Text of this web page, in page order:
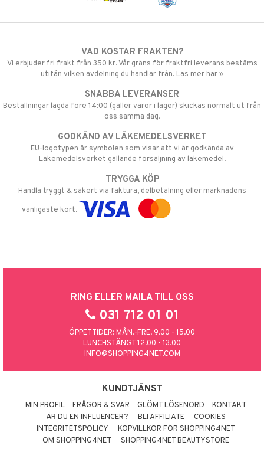
VAD KOSTAR FRAKTEN?
Vi erbjuder fri frakt från 350 kr. Vår gräns för fraktfri leverans bestäms
utifån vilken avdelning du handlar från. Läs mer här »
SNABBA LEVERANSER
Beställningar lagda före 14:00 (gäller varor i lager) skickas normalt ut från
oss samma dag.
GODKÄND AV LÄKEMEDELSVERKET
EU-logotypen är symbolen som visar att vi är godkända av
Läkemedelsverket gällande försäljning av läkemedel.
TRYGGA KÖP
Handla tryggt & säkert via faktura, delbetalning eller marknadens
vanligaste kort.
RING ELLER MAILA TILL OSS
031 712 01 01
ÖPPETTIDER: MÅN.-FRE. 9.00 - 15.00
LUNCHSTÄNGT 12.00 - 13.00
INFO@SHOPPING4NET.COM
KUNDTJÄNST
MIN PROFIL FRÅGOR & SVAR GLÖMT LÖSENORD
KONTAKT
ÄR DU EN INFLUENCER?
BLI AFFILIATE
COOKIES
INTEGRITETSPOLICY
KÖPVILLKOR FÖR SHOPPING4NET
OM SHOPPING4NET
SHOPPING4NET BEAUTYSTORE